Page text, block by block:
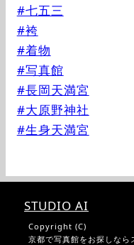
#七五三
#袴
#着物
#写真館
#長岡天満宮
#大原野神社
#生身天満宮
STUDIO AI
Copyright (C)
京都で写真館をお探しなら